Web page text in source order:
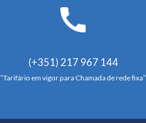
(+351) 217 967 144
“Tarifário em vigor para Chamada de rede fixa”